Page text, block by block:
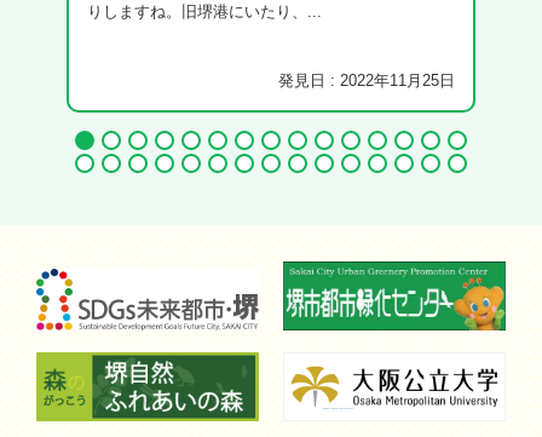
りしますね。旧堺港にいたり、...
発見日 : 2022年11月25日